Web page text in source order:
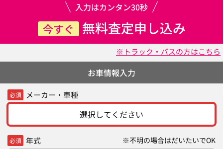
入力はカンタン30秒
今すぐ 無料査定申し込み
※トラック・バスの方はこちら
お車情報入力
必須 メーカー・車種
選択してください
必須 年式 ※不明の場合はだいたいでOK